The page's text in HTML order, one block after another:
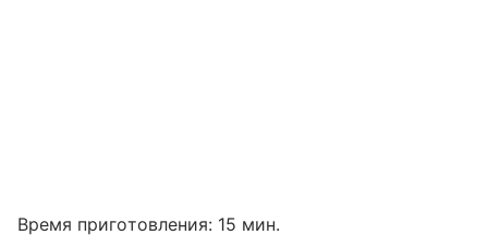
Время приготовления: 15 мин.